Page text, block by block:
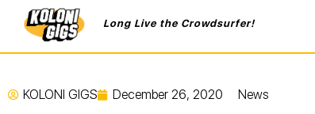
Long Live the Crowdsurfer!
KOLONI GIGS December 26, 2020 News